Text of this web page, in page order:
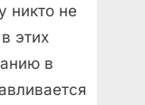
никто не
этих
в